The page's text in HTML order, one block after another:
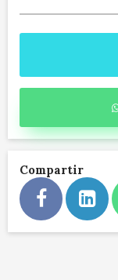
Compartir